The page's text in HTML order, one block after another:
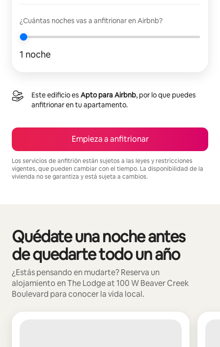
¿Cuántas noches vas a anfitrionar en Airbnb?
1 noche
Este edificio es Apto para Airbnb, por lo que puedes
anfitrionar en tu apartamento.
Empieza a anfitrionar
Los servicios de anfitrión están sujetos a las leyes y restricciones
vigentes, que pueden cambiar con el tiempo. La disponibilidad de la
vivienda no se garantiza y está sujeta a cambios.
Quédate una noche antes
de quedarte todo un año
¿Estás pensando en mudarte? Reserva un
alojamiento en The Lodge at 100 W Beaver Creek
Boulevard para conocer la vida local.
Se muestran0 de 0 elementos